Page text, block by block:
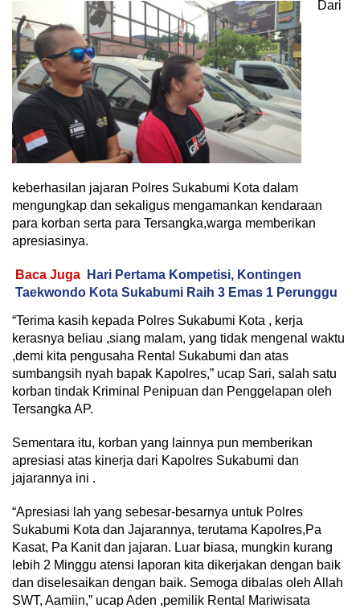
Dari
keberhasilan jajaran Polres Sukabumi Kota dalam
mengungkap dan sekaligus mengamankan kendaraan
para korban serta para Tersangka,warga memberikan
apresiasinya.
Baca Juga
Hari Pertama Kompetisi, Kontingen
Taekwondo Kota Sukabumi Raih 3 Emas 1 Perunggu
“Terima kasih kepada Polres Sukabumi Kota , kerja
kerasnya beliau ,siang malam, yang tidak mengenal waktu
,demi kita pengusaha Rental Sukabumi dan atas
sumbangsih nyah bapak Kapolres,” ucap Sari, salah satu
korban tindak Kriminal Penipuan dan Penggelapan oleh
Tersangka AP.
Sementara itu, korban yang lainnya pun memberikan
apresiasi atas kinerja dari Kapolres Sukabumi dan
jajarannya ini .
“Apresiasi lah yang sebesar-besarnya untuk Polres
Sukabumi Kota dan Jajarannya, terutama Kapolres,Pa
Kasat, Pa Kanit dan jajaran. Luar biasa, mungkin kurang
lebih 2 Minggu atensi laporan kita dikerjakan dengan baik
dan diselesaikan dengan baik. Semoga dibalas oleh Allah
SWT, Aamiin,” ucap Aden ,pemilik Rental Mariwisata